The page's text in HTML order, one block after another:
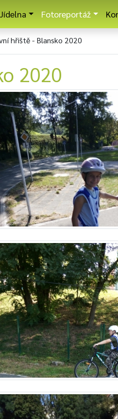
Jídelna Fotoreportáž
hřiště - Blansko 2020
2020